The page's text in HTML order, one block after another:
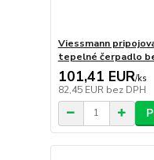
Viessmann
tepelné čerpadlo
101,41 EUR/ks
82,45 EUR bez DPH